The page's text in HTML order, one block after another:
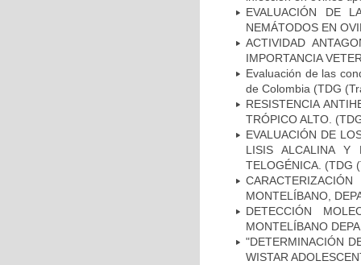
EVALUACIÓN DE
NEMÁTODOS EN
ACTIVIDAD
IMPORTANCIA
Evaluación de las
de Colombia (TDG
RESISTENCIA
TRÓPICO ALTO.
EVALUACIÓN DE
LISIS ALCALINA Y
TELOGÉNICA. (TDG
MONTELÍBANO,
DETECCIÓN
MONTELÍBANO
"DETERMINACIÓN
WISTAR